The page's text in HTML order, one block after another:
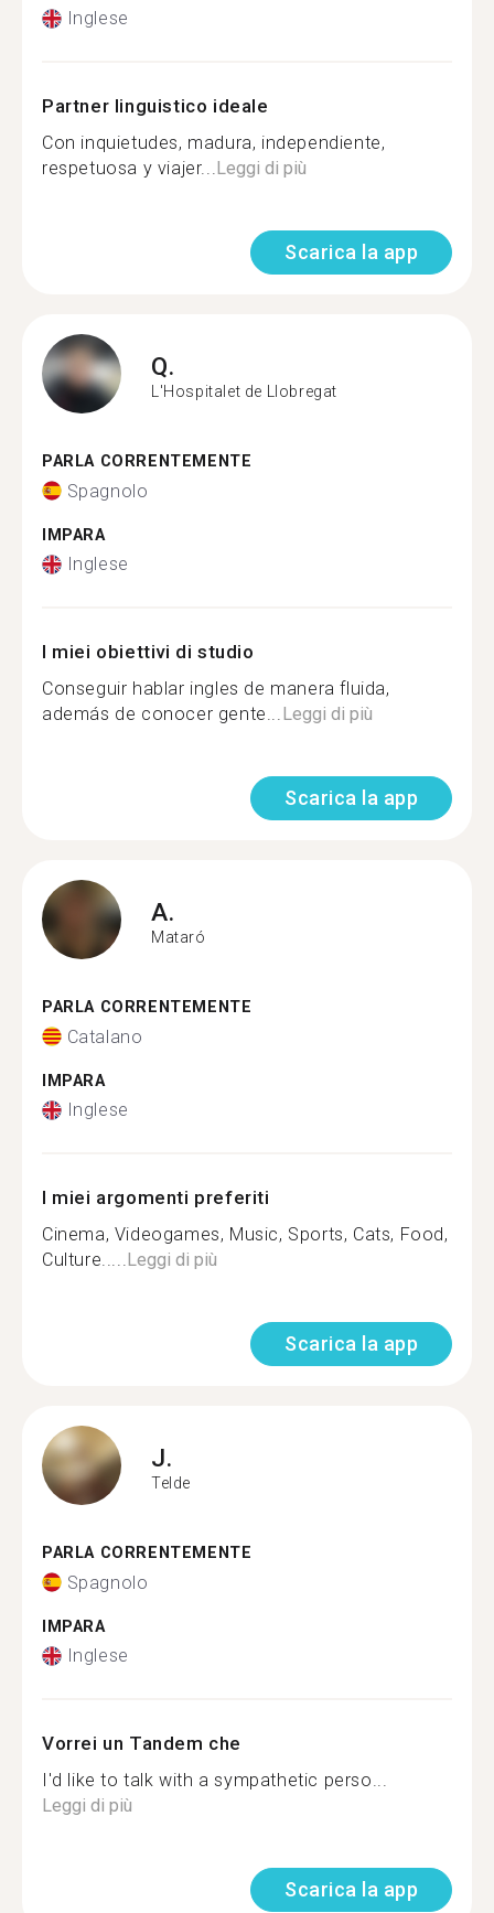
Inglese
Partner linguistico ideale
Con inquietudes, madura, independiente,
respetuosa y viajer...Leggi di più
Scarica la app
Q.
L'Hospitalet de Llobregat
PARLA CORRENTEMENTE
Spagnolo
IMPARA
Inglese
I miei obiettivi di studio
Conseguir hablar ingles de manera fluida,
además de conocer gente...Leggi di più
Scarica la app
A.
Mataró
PARLA CORRENTEMENTE
Catalano
IMPARA
Inglese
I miei argomenti preferiti
Cinema, Videogames, Music, Sports, Cats, Food,
Culture.....Leggi di più
Scarica la app
J.
Telde
PARLA CORRENTEMENTE
Spagnolo
IMPARA
Inglese
Vorrei un Tandem che
I'd like to talk with a sympathetic perso...
Leggi di più
Scarica la app